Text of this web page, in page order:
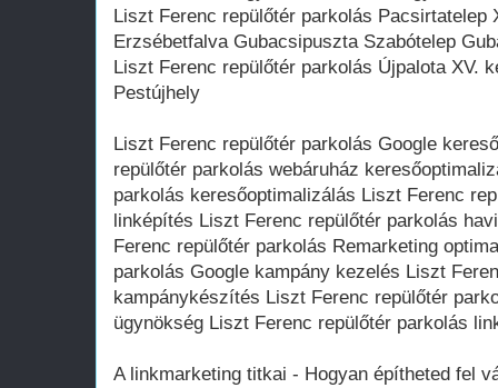
Liszt Ferenc repülőtér parkolás Pacsirtatelep
Erzsébetfalva Gubacsipuszta Szabótelep
Liszt Ferenc repülőtér parkolás Újpalota XV.
Pestújhely
Liszt Ferenc repülőtér parkolás Google
repülőtér parkolás webáruház
parkolás keresőoptimalizálás Liszt Ferenc
linképítés Liszt Ferenc repülőtér parkolás
Ferenc repülőtér parkolás Remarketing
parkolás Google kampány kezelés Liszt
kampánykészítés Liszt Ferenc repülőtér
ügynökség Liszt Ferenc repülőtér parkolás
A linkmarketing titkai - Hogyan építheted fel